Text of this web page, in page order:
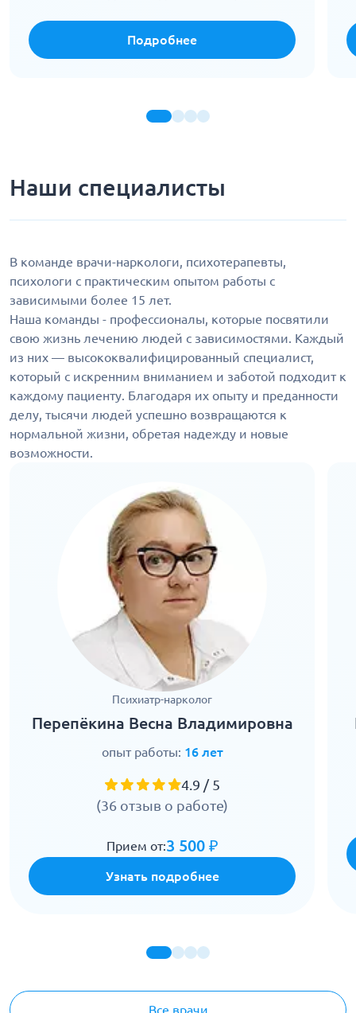
Подробнее
Наши специалисты
В команде врачи-наркологи, психотерапевты,
психологи с практическим опытом работы с
зависимыми более 15 лет.
Наша команды - профессионалы, которые посвятили
свою жизнь лечению людей с зависимостями. Каждый
из них — высококвалифицированный специалист,
который с искренним вниманием и заботой подходит к
каждому пациенту. Благодаря их опыту и преданности
делу, тысячи людей успешно возвращаются к
нормальной жизни, обретая надежду и новые
возможности.
Все врачи
Психиатр-нарколог
Перепёкина Весна Владимировна
опыт работы: 16 лет
4.9 / 5
(36 отзыв о работе)
Прием от:3 500 ₽
Узнать подробнее